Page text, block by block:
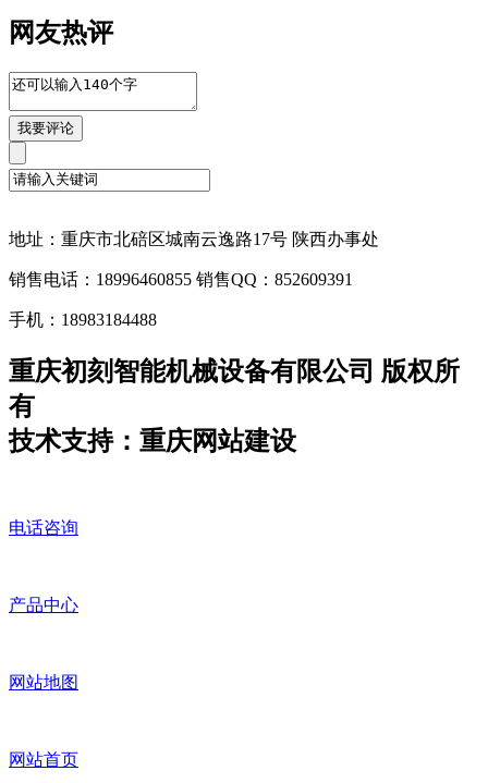
网友热评
地址：重庆市北碚区城南云逸路17号 陕西办事处
销售电话：18996460855 销售QQ：852609391
手机：18983184488
重庆初刻智能机械设备有限公司 版权所
有
技术支持：重庆网站建设
电话咨询
产品中心
网站地图
网站首页